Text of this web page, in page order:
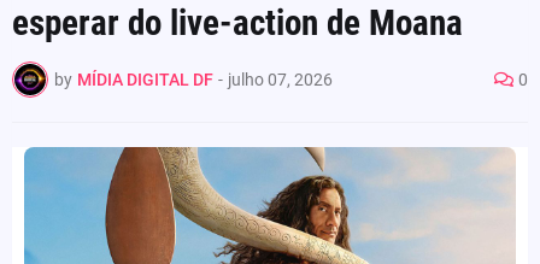
esperar do live-action de Moana
by MÍDIA DIGITAL DF - julho 07, 2026 0